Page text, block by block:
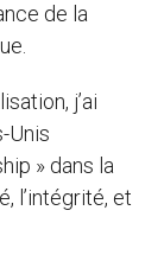
de la
j’ai
Unis
» dans la
l’intégrité, et